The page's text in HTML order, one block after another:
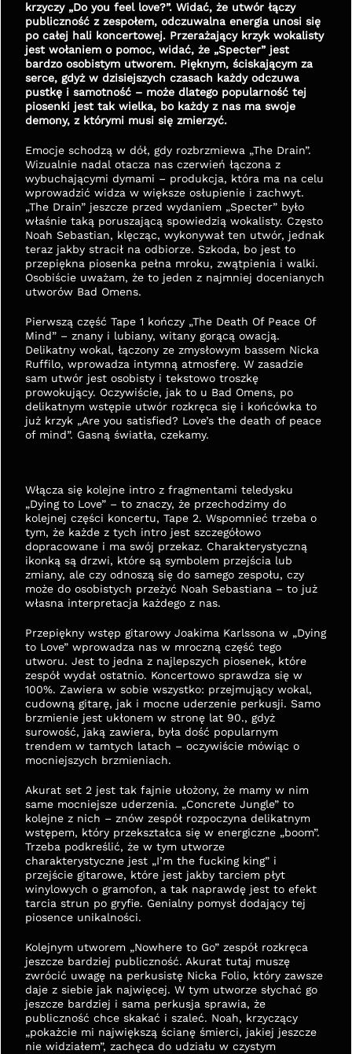
krzyczy „Do you feel love?”. Widać, że utwór łączy
publiczność z zespołem, odczuwalna energia unosi się
po całej hali koncertowej. Przerażający krzyk wokalisty
jest wołaniem o pomoc, widać, że „Specter” jest
bardzo osobistym utworem. Pięknym, ściskającym za
serce, gdyż w dzisiejszych czasach każdy odczuwa
pustkę i samotność – może dlatego popularność tej
piosenki jest tak wielka, bo każdy z nas ma swoje
demony, z którymi musi się zmierzyć.
Emocje schodzą w dół, gdy rozbrzmiewa „The Drain”.
Wizualnie nadal otacza nas czerwień łączona z
wybuchającymi dymami – produkcja, która ma na celu
wprowadzić widza w większe osłupienie i zachwyt.
„The Drain” jeszcze przed wydaniem „Specter” było
właśnie taką poruszającą spowiedzią wokalisty. Często
Noah Sebastian, klęcząc, wykonywał ten utwór, jednak
teraz jakby stracił na odbiorze. Szkoda, bo jest to
przepiękna piosenka pełna mroku, zwątpienia i walki.
Osobiście uważam, że to jeden z najmniej docenianych
utworów Bad Omens.
Pierwszą część Tape 1 kończy „The Death Of Peace Of
Mind” – znany i lubiany, witany gorącą owacją.
Delikatny wokal, łączony ze zmysłowym bassem Nicka
Ruffilo, wprowadza intymną atmosferę. W zasadzie
sam utwór jest osobisty i tekstowo troszkę
prowokujący. Oczywiście, jak to u Bad Omens, po
delikatnym wstępie utwór rozkręca się i końcówka to
już krzyk „Are you satisfied? Love’s the death of peace
of mind”. Gasną światła, czekamy.
Włącza się kolejne intro z fragmentami teledysku
„Dying to Love” – to znaczy, że przechodzimy do
kolejnej części koncertu, Tape 2. Wspomnieć trzeba o
tym, że każde z tych intro jest szczegółowo
dopracowane i ma swój przekaz. Charakterystyczną
ikonką są drzwi, które są symbolem przejścia lub
zmiany, ale czy odnoszą się do samego zespołu, czy
może do osobistych przeżyć Noah Sebastiana – to już
własna interpretacja każdego z nas.
Przepiękny wstęp gitarowy Joakima Karlssona w „Dying
to Love” wprowadza nas w mroczną część tego
utworu. Jest to jedna z najlepszych piosenek, które
zespół wydał ostatnio. Koncertowo sprawdza się w
100%. Zawiera w sobie wszystko: przejmujący wokal,
cudowną gitarę, jak i mocne uderzenie perkusji. Samo
brzmienie jest ukłonem w stronę lat 90., gdyż
surowość, jaką zawiera, była dość popularnym
trendem w tamtych latach – oczywiście mówiąc o
mocniejszych brzmieniach.
Akurat set 2 jest tak fajnie ułożony, że mamy w nim
same mocniejsze uderzenia. „Concrete Jungle” to
kolejne z nich – znów zespół rozpoczyna delikatnym
wstępem, który przekształca się w energiczne „boom”.
Trzeba podkreślić, że w tym utworze
charakterystyczne jest „I’m the fucking king” i
przejście gitarowe, które jest jakby tarciem płyt
winylowych o gramofon, a tak naprawdę jest to efekt
tarcia strun po gryfie. Genialny pomysł dodający tej
piosence unikalności.
Kolejnym utworem „Nowhere to Go” zespół rozkręca
jeszcze bardziej publiczność. Akurat tutaj muszę
zwrócić uwagę na perkusistę Nicka Folio, który zawsze
daje z siebie jak najwięcej. W tym utworze słychać go
jeszcze bardziej i sama perkusja sprawia, że
publiczność chce skakać i szaleć. Noah, krzyczący
„pokażcie mi największą ścianę śmierci, jakiej jeszcze
nie widziałem”, zachęca do udziału w czystym